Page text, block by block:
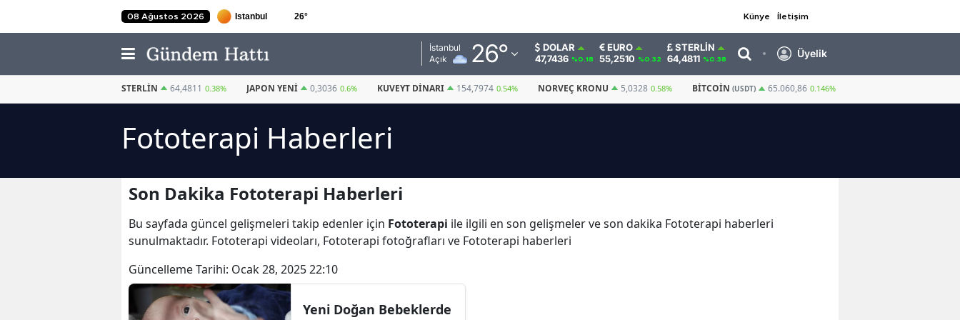
08 Ağustos 2026 26° Künye İletişim
İstanbul
Açık
26°
Adana
Adıyaman
Afyonkarahisar
Antalya
Artvin
Balıkesir
DOLAR
47,7436 %0.18
EURO
55,2510 %0.32
STERLIN
64,4811 %0.38 Üyelik
STERLIN 64,4811 0.38% JAPON YENI 0,3036 0.6% KUVEYT DINARI 154,7974 0.54% NORVEÇ KRONU 5,0328 0.58% BITCOIN (USDT) 65.060,86 0.146%
Fototerapi Haberleri
Son Dakika Fototerapi Haberleri
Bu sayfada güncel gelişmeleri takip edenler için Fototerapi ile ilgili en son gelişmeler ve son dakika Fototerapi haberleri
sunulmaktadır. Fototerapi videoları, Fototerapi fotoğrafları ve Fototerapi haberleri
Güncelleme Tarihi: Ocak 28, 2025 22:10
Yeni Doğan Bebeklerde